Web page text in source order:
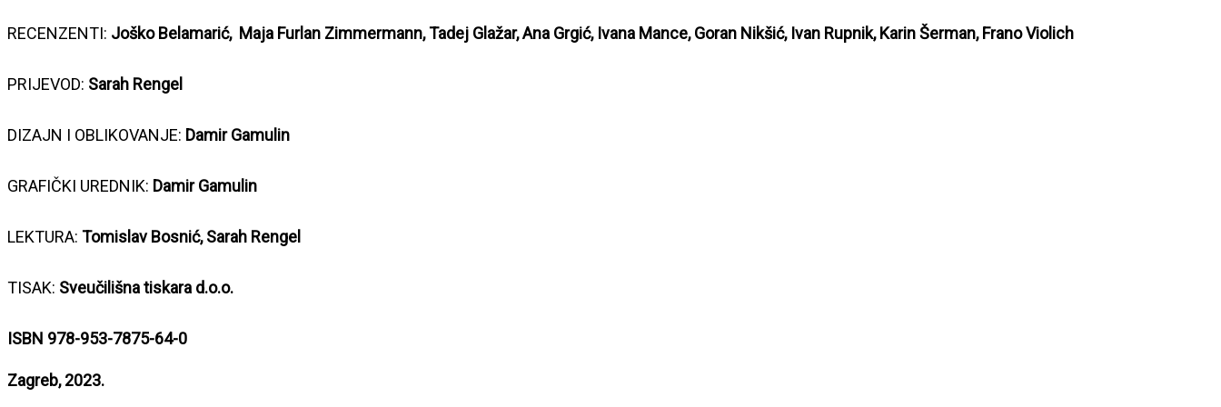
RECENZENTI: Joško Belamarić, Maja Furlan Zimmermann, Tadej Glažar, Ana Grgić, Ivana Mance, Goran Nikšić, Ivan Rupnik, Karin Šerman, Frano Violich
PRIJEVOD: Sarah Rengel
DIZAJN I OBLIKOVANJE: Damir Gamulin
GRAFIČKI UREDNIK: Damir Gamulin
LEKTURA: Tomislav Bosnić, Sarah Rengel
TISAK: Sveučilišna tiskara d.o.o.
ISBN 978-953-7875-64-0
Zagreb, 2023.